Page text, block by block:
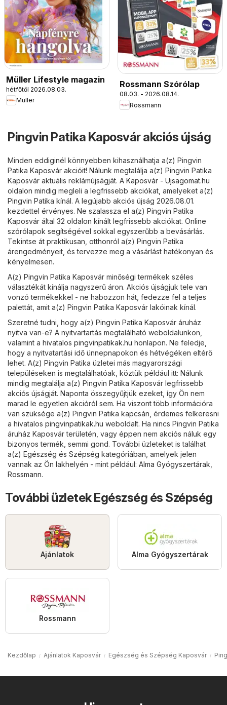
Müller Lifestyle magazin
hétfőtől 2026.08.03.
Müller
Rossmann Szórólap
08.03. - 2026.08.14.
Rossmann
Pingvin Patika Kaposvár akciós újság
Minden eddiginél könnyebben kihasználhatja a(z) Pingvin
Patika Kaposvár akcióit! Nálunk megtalálja a(z) Pingvin Patika
Kaposvár aktuális reklámújságját. A Kaposvár - Ujsagomat.hu
oldalon mindig megleli a legfrissebb akciókat, amelyeket a(z)
Pingvin Patika kínál. A legújabb akciós újság 2026.08.01.
kezdettel érvényes. Ne szalassza el a(z) Pingvin Patika
Kaposvár által 32 oldalon kínált legfrissebb akciókat. Online
szórólapok segítségével sokkal egyszerűbb a bevásárlás.
Tekintse át praktikusan, otthonról a(z) Pingvin Patika
árengedményeit, és tervezze meg a vásárlást hatékonyan és
kényelmesen.
A(z) Pingvin Patika Kaposvár minőségi termékek széles
választékát kínálja nagyszerű áron. Akciós újságjuk tele van
vonzó termékekkel - ne habozzon hát, fedezze fel a teljes
palettát, amit a(z) Pingvin Patika Kaposvár lakóinak kínál.
Szeretné tudni, hogy a(z) Pingvin Patika Kaposvár áruház
nyitva van-e? A nyitvartartás megtalálható weboldalunkon,
valamint a hivatalos pingvinpatikak.hu honlapon. Ne feledje,
hogy a nyitvatartási idő ünnepnapokon és hétvégéken eltérő
lehet. A(z) Pingvin Patika üzletei más magyarországi
településeken is megtalálhatóak, köztük például itt: Nálunk
mindig megtalálja a(z) Pingvin Patika Kaposvár legfrissebb
akciós újságját. Naponta összegyűjtjük ezeket, így Ön nem
marad le egyetlen akcióról sem. Ha viszont több információra
van szüksége a(z) Pingvin Patika kapcsán, érdemes felkeresni
a hivatalos pingvinpatikak.hu weboldalt. Ha nincs Pingvin Patika
áruház Kaposvár területén, vagy éppen nem akciós náluk egy
bizonyos termék, semmi gond. További üzleteket is találhat
a(z) Egészség és Szépség kategóriában, amelyek jelen
vannak az Ön lakhelyén - mint például: Alma Gyógyszertárak
Rossmann.
További üzletek Egészség és Szépség
Ajánlatok Alma Gyógyszertárak
Rossmann
Kezdőlap Ajánlatok Kaposvár Egészség és Szépség Kaposvár